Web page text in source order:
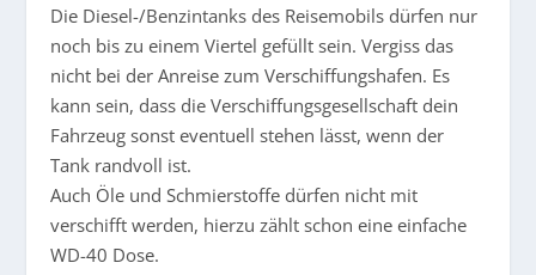
Die Diesel-/Benzintanks des Reisemobils dürfen nur
noch bis zu einem Viertel gefüllt sein. Vergiss das
nicht bei der Anreise zum Verschiffungshafen. Es
kann sein, dass die Verschiffungsgesellschaft dein
Fahrzeug sonst eventuell stehen lässt, wenn der
Tank randvoll ist.
Auch Öle und Schmierstoffe dürfen nicht mit
verschifft werden, hierzu zählt schon eine einfache
WD-40 Dose.